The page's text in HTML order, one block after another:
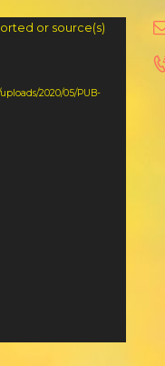
or source(s)
2020/05/PUB-